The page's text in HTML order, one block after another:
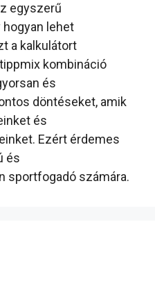
egyszerű
hogyan lehet
a kalkulátort
kombináció
és
döntéseket, amik
és
Ezért érdemes
és
sportfogadó számára.